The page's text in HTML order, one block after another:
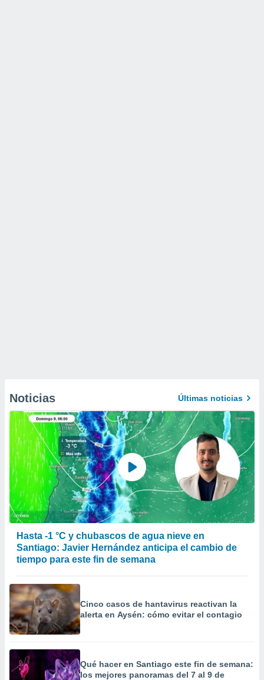
Noticias Últimas noticias
Hasta -1 °C y chubascos de agua nieve en
Santiago: Javier Hernández anticipa el cambio de
tiempo para este fin de semana
Cinco casos de hantavirus reactivan la
alerta en Aysén: cómo evitar el contagio
Qué hacer en Santiago este fin de semana:
los mejores panoramas del 7 al 9 de